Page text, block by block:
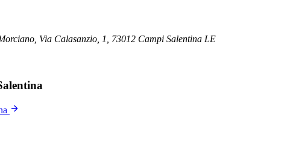
Via Calasanzio, 1, 73012 Campi Salentina LE